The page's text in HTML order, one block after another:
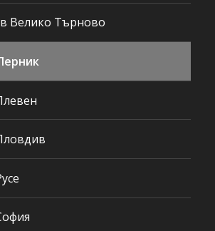
Велико Търново